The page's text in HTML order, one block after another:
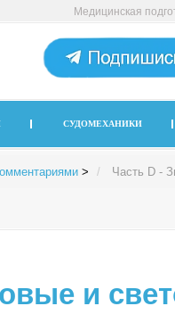
Медицинская
СУДОМЕХАНИКИ
> Часть D -
и